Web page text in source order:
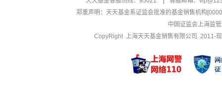
郑重声明： 天天基金系证监会批准的基金销售机构
中国证监会上海监
CopyRight 上海天天基金销售有限公司 2011-